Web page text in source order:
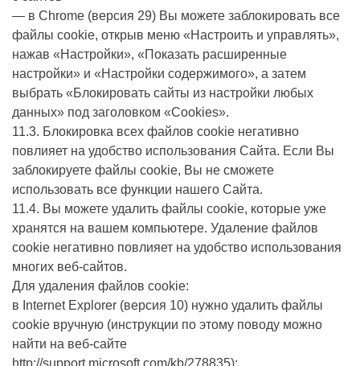
— в Chrome (версия 29) Вы можете заблокировать все
файлы cookie, открыв меню «Настроить и управлять»,
нажав «Настройки», «Показать расширенные
настройки» и «Настройки содержимого», а затем
выбрать «Блокировать сайты из настройки любых
данных» под заголовком «Cookies».
11.3. Блокировка всех файлов cookie негативно
повлияет на удобство использования Сайта. Если Вы
заблокируете файлы cookie, Вы не сможете
использовать все функции нашего Сайта.
11.4. Вы можете удалить файлы cookie, которые уже
хранятся на вашем компьютере. Удаление файлов
cookie негативно повлияет на удобство использования
многих веб-сайтов.
Для удаления файлов cookie:
в Internet Explorer (версия 10) нужно удалить файлы
cookie вручную (инструкции по этому поводу можно
найти на веб-сайте